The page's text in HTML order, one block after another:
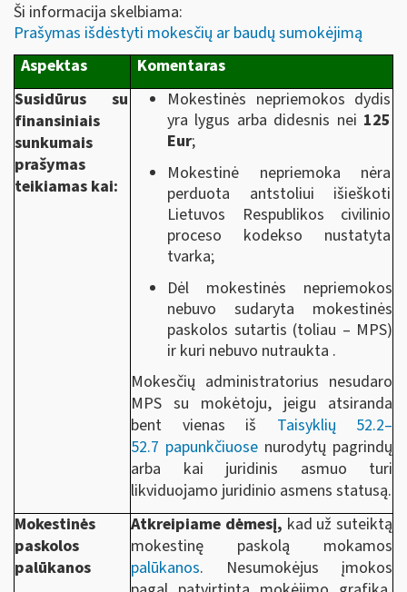
Ši informacija skelbiama:
Prašymas išdėstyti mokesčių ar baudų sumokėjimą
Aspektas
Komentaras
Susidūrus su
finansiniais
sunkumais
prašymas
teikiamas kai:
Mokestinės nepriemokos dydis
yra lygus arba didesnis nei 125
Eur;
Mokestinė nepriemoka nėra
perduota antstoliui išieškoti
Lietuvos Respublikos civilinio
proceso kodekso nustatyta
tvarka;
Dėl mokestinės nepriemokos
nebuvo sudaryta mokestinės
paskolos sutartis (toliau – MPS)
ir kuri nebuvo nutraukta .
Mokesčių administratorius nesudaro
MPS su mokėtoju, jeigu atsiranda
bent vienas iš Taisyklių 52.2–
52.7 papunkčiuose nurodytų pagrindų
arba kai juridinis asmuo turi
likviduojamo juridinio asmens statusą.
Mokestinės
paskolos
palūkanos
Atkreipiame dėmesį, kad už suteiktą
mokestinę paskolą mokamos
palūkanos. Nesumokėjus įmokos